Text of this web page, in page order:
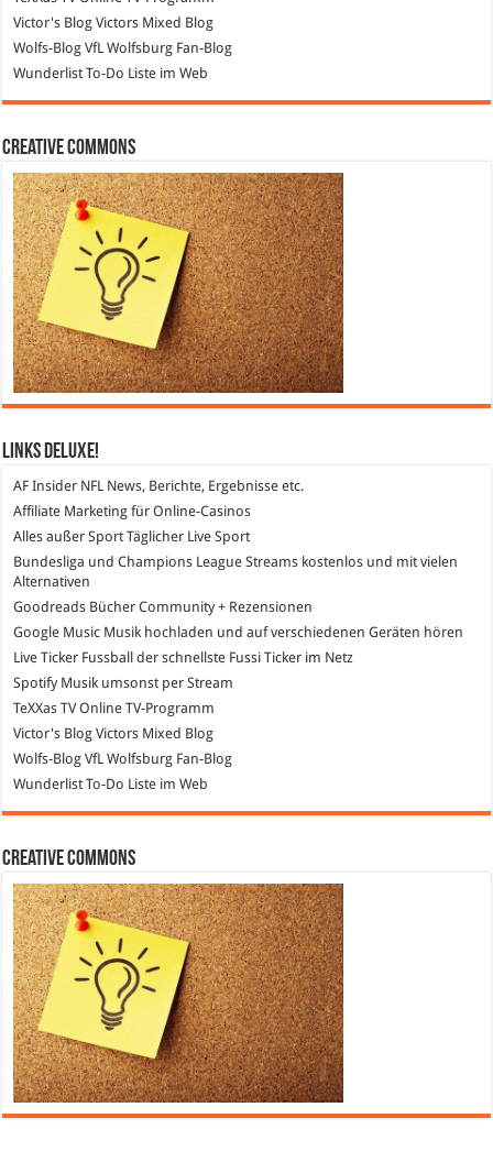
Victor's Blog Victors Mixed Blog
Wolfs-Blog VfL Wolfsburg Fan-Blog
WunderlistTo-Do Liste im Web
Creative Commons
Links DeLuXe!
AF Insider NFL News, Berichte, Ergebnisse etc.
Affiliate Marketing für Online-Casinos
Alles außer Sport Täglicher Live Sport
Bundesliga und Champions League Streams kostenlos und mit vielen
Alternativen
Goodreads Bücher Community + Rezensionen
Google Music Musik hochladen und auf verschiedenen Geräten hören
Live Ticker Fussball der schnellste Fussi Ticker im Netz
SpotifyMusik umsonst per Stream
TeXXas TVOnline TV-Programm
Victor's Blog Victors Mixed Blog
Wolfs-Blog VfL Wolfsburg Fan-Blog
Wunderlist To-Do Liste im Web
Creative Commons